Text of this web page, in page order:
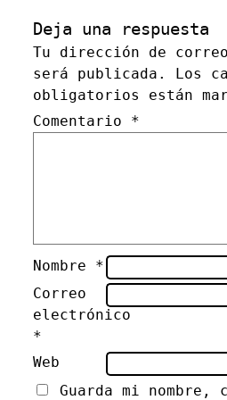
Deja una respuesta
Tu dirección de
será publicada.
Los
obligatorios están
Comentario *
Nombre *
Correo
electrónico
*
Web
Guarda mi nombre,